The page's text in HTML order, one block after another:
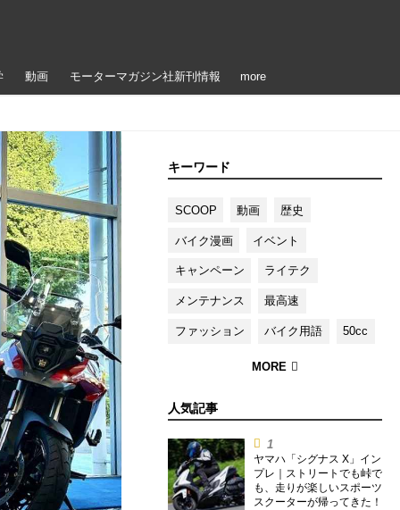
動画 モーターマガジン社新刊情報 more
キーワード
SCOOP 動画 歴史
バイク漫画 イベント
キャンペーン ライテク
メンテナンス 最高速
ファッション バイク用語 50cc
人気記事
ヤマハ「シグナス X」イン
プレ｜ストリートでも峠で
も、走りが楽しいスポーツ
スクーターが帰ってきた！